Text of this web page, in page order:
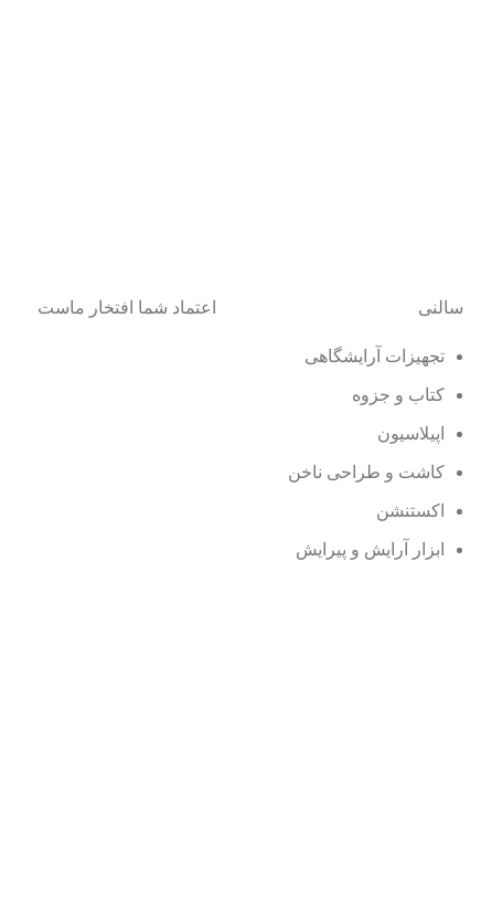
سالنی
تجهیزات آرایشگاهی
کتاب و جزوه
اپیلاسیون
کاشت و طراحی ناخن
اکستنشن
ابزار آرایش و پیرایش
اعتماد شما افتخار ماست